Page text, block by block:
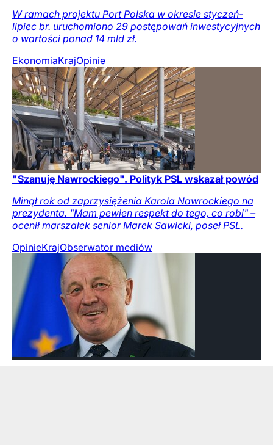
W ramach projektu Port Polska w okresie styczeń-
lipiec br. uruchomiono 29 postępowań inwestycyjnych
o wartości ponad 14 mld zł.
EkonomiaKrajOpinie
"Szanuję Nawrockiego". Polityk PSL wskazał powód
Minął rok od zaprzysiężenia Karola Nawrockiego na
prezydenta. "Mam pewien respekt do tego, co robi" –
ocenił marszałek senior Marek Sawicki, poseł PSL.
OpinieKrajObserwator mediów